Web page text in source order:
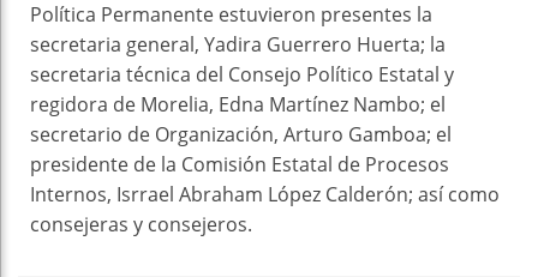
Política Permanente estuvieron presentes la
secretaria general, Yadira Guerrero Huerta; la
secretaria técnica del Consejo Político Estatal y
regidora de Morelia, Edna Martínez Nambo; el
secretario de Organización, Arturo Gamboa; el
presidente de la Comisión Estatal de Procesos
Internos, Isrrael Abraham López Calderón; así como
consejeras y consejeros.